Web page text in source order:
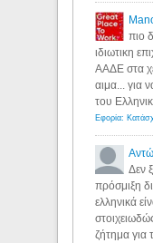
πιο
ιδιωτικη
ΑΑΔΕ στα
αιμα... για
του
Δεν
πρόσμιξη
ελληνικά
ζήτημα για